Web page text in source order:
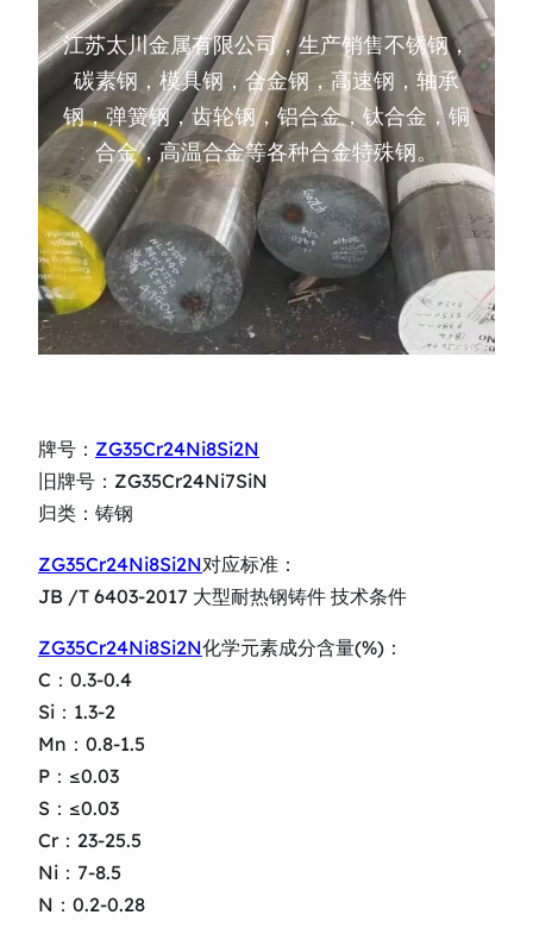
江苏太川金属有限公司，生产销售不锈钢，
碳素钢，模具钢，合金钢，高速钢，轴承
钢，弹簧钢，齿轮钢，铝合金，钛合金，铜
合金，高温合金等各种合金特殊钢。
牌号： ZG35Cr24Ni8Si2N
旧牌号：ZG35Cr24Ni7SiN
归类：铸钢
ZG35Cr24Ni8Si2N对应标准：
JB /T 6403-2017 大型耐热钢铸件 技术条件
ZG35Cr24Ni8Si2N化学元素成分含量(%)：
C：0.3-0.4
Si：1.3-2
Mn：0.8-1.5
P：≤0.03
S：≤0.03
Cr：23-25.5
Ni：7-8.5
N：0.2-0.28